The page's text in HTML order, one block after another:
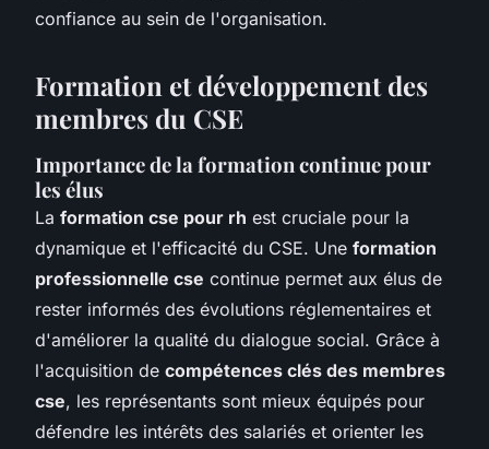
confiance au sein de l'organisation.
Formation et développement des
membres du CSE
Importance de la formation continue pour
les élus
La formation cse pour rh est cruciale pour la
dynamique et l'efficacité du CSE. Une formation
professionnelle cse continue permet aux élus de
rester informés des évolutions réglementaires et
d'améliorer la qualité du dialogue social. Grâce à
l'acquisition de compétences clés des membres
cse, les représentants sont mieux équipés pour
défendre les intérêts des salariés et orienter les